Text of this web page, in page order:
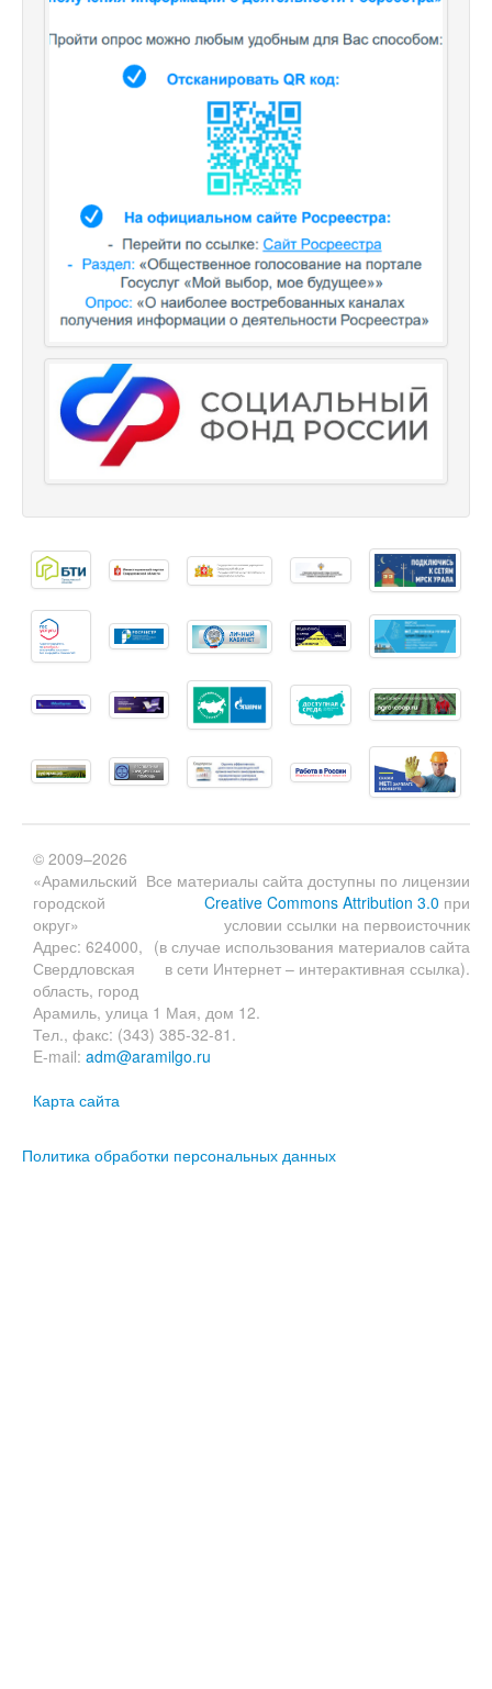
Все материалы сайта доступны по лицензии
Creative Commons Attribution 3.0 при
условии ссылки на первоисточник
(в случае использования материалов сайта
в сети Интернет – интерактивная ссылка).
© 2009–2026
«Арамильский
городской
округ»
Адрес: 624000,
Свердловская
область, город
Арамиль, улица 1 Мая, дом 12.
Тел., факс: (343) 385-32-81.
E-mail: adm@aramilgo.ru
Карта сайта
Политика обработки персональных данных